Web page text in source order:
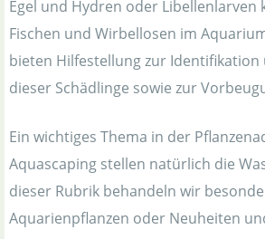
Egel und Hydren oder Libellenlarven
Fischen und Wirbellosen im
bieten Hilfestellung zur Identifikation
dieser Schädlinge sowie zur
Ein wichtiges Thema in der
Aquascaping stellen natürlich die
dieser Rubrik behandeln wir
Aquarienpflanzen oder Neuheiten